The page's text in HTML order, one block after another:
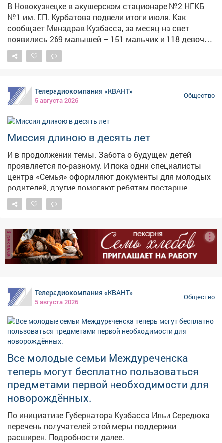
В Новокузнецке в акушерском стационаре №2 НГКБ
№1 им. Г.П. Курбатова подвели итоги июля. Как
сообщает Минздрав Кузбасса, за месяц на свет
появились 269 малышей – 151 мальчик и 118 девочек.
Среди новорождённых мальчиков абсолютным
лидером по популярности стало имя Михаил – его
преувеличены. Наоборот, оно стремительно набирает
популярность. Врачи и сотрудники роддома
поздравили все семьи с пополнением и пожелали
малышам здоровья и счастливого детства. Всего за
месяц в роддоме приняли 269 новорождённых, что
году.
Телерадиокомпания «КВАНТ»
5 августа 2026
Общество
Миссия длиною в десять лет
И в продолжении темы. Забота о будущем детей
проявляется по-разному. И пока одни специалисты
центра «Семья» оформляют документы для молодых
родителей, другие помогают ребятам постарше
обрести то, что нельзя купить в магазине, -
уверенность в себе.
реклама
Телерадиокомпания «КВАНТ»
5 августа 2026
Общество
Все молодые семьи Междуреченска
теперь могут бесплатно пользоваться
предметами первой необходимости для
новорождённых.
По инициативе Губернатора Кузбасса Ильи Середюка
перечень получателей этой меры поддержки
расширен. Подробности далее.